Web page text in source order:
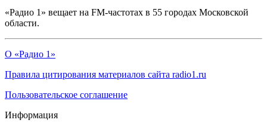
«Радио 1» вещает на FM-частотах в 55 городах Московской
области.
О «Радио 1»
Правила цитирования материалов сайта radio1.ru
Пользовательское соглашение
Информация